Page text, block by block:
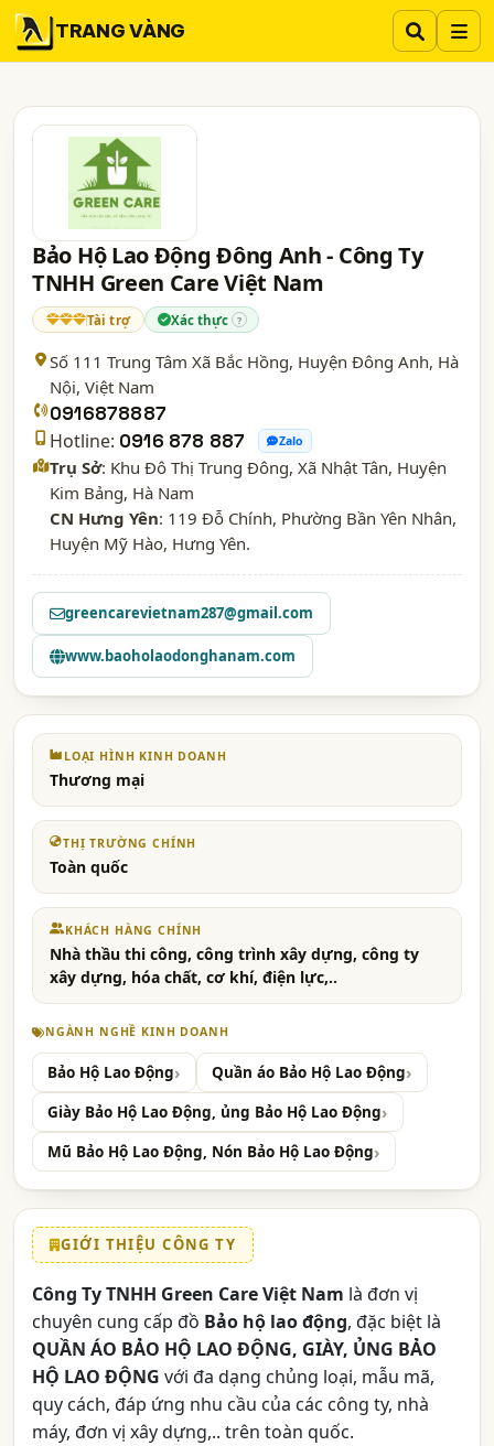
TRANG VÀNG
Bảo Hộ Lao Động Đông Anh - Công Ty
TNHH Green Care Việt Nam
Tài trợ Xác thực ?
Số 111 Trung Tâm Xã Bắc Hồng, Huyện Đông Anh, Hà
Nội, Việt Nam
0916878887
Hotline: 0916 878 887 Zalo
Trụ Sở: Khu Đô Thị Trung Đông, Xã Nhật Tân, Huyện
Kim Bảng, Hà Nam
CN Hưng Yên: 119 Đỗ Chính, Phường Bần Yên Nhân,
Huyện Mỹ Hào, Hưng Yên.
greencarevietnam287@gmail.com
www.baoholaodonghanam.com
LOẠI HÌNH KINH DOANH
Thương mại
THỊ TRƯỜNG CHÍNH
Toàn quốc
KHÁCH HÀNG CHÍNH
Nhà thầu thi công, công trình xây dựng, công ty
xây dựng, hóa chất, cơ khí, điện lực,..
NGÀNH NGHỀ KINH DOANH
Bảo Hộ Lao Động
Quần áo Bảo Hộ Lao Động
Giày Bảo Hộ Lao Động, ủng Bảo Hộ Lao Động
Mũ Bảo Hộ Lao Động, Nón Bảo Hộ Lao Động
GIỚI THIỆU CÔNG TY
Công Ty TNHH Green Care Việt Nam là đơn vị
chuyên cung cấp đồ Bảo hộ lao động, đặc biệt là
QUẦN ÁO BẢO HỘ LAO ĐỘNG, GIÀY, ỦNG BẢO
HỘ LAO ĐỘNG với đa dạng chủng loại, mẫu mã,
quy cách, đáp ứng nhu cầu của các công ty, nhà
máy, đơn vị xây dựng,.. trên toàn quốc.